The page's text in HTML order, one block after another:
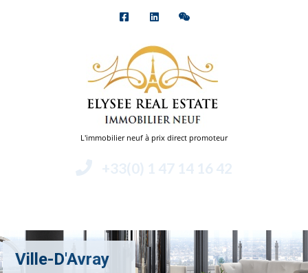
L'immobilier neuf à prix direct promoteur
+33(0) 1 47 14 16 42
Ville-D'Avray